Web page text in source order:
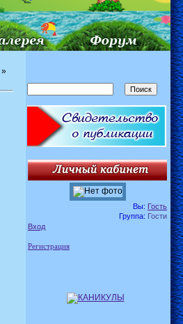
»
Вы: Гость
Группа: Гости
Вход
Регистрация